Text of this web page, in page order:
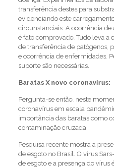
transferência destes para
evidenciando este
circunstanciais. A ocorrência de
é fato comprovado. Tudo leva a
de transferência de patógenos,
e ocorrência de enfermidades.
suporte são necessárias.
Baratas X novo coronavírus:
Pergunta-se então, neste
coronavírus em escala
importância das baratas como
contaminação cruzada.
Pesquisa recente mostra a
de esgoto no Brasil. O vírus
de esgoto e a presença do vírus